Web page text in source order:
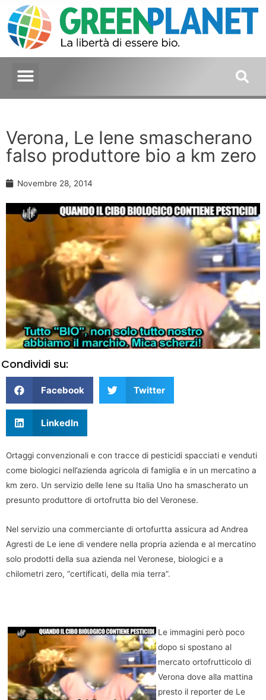
Verona, Le Iene smascherano
falso produttore bio a km zero
Novembre 28, 2014
Condividi su:
Facebook Twitter
LinkedIn
Ortaggi convenzionali e con tracce di pesticidi spacciati e venduti
come biologici nell’azienda agricola di famiglia e in un mercatino a
km zero. Un servizio delle Iene su Italia Uno ha smascherato un
presunto produttore di ortofrutta bio del Veronese.
Nel servizio una commerciante di ortofurtta assicura ad Andrea
Agresti de Le iene di vendere nella propria azienda e al mercatino
solo prodotti della sua azienda nel Veronese, biologici e a
chilometri zero, “certificati, della mia terra”.
Le immagini però poco
dopo si spostano al
mercato ortofrutticolo di
Verona dove alla mattina
presto il reporter de Le